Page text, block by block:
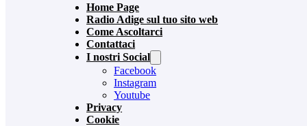
Home Page
Radio Adige sul tuo sito web
Come Ascoltarci
Contattaci
I nostri Social
Facebook
Instagram
Youtube
Privacy
Cookie